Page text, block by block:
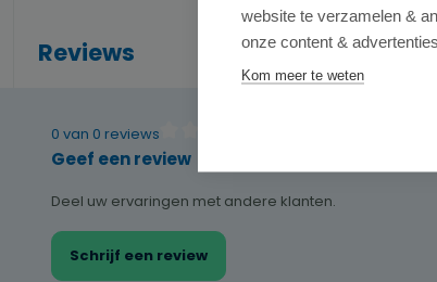
Reviews
0 van 0 reviews
Gemiddelde waardering van 0 van 5
Geef een review
Deel uw ervaringen met andere klanten.
Schrijf een review
website te verzamelen &
onze content &
Kom meer te weten